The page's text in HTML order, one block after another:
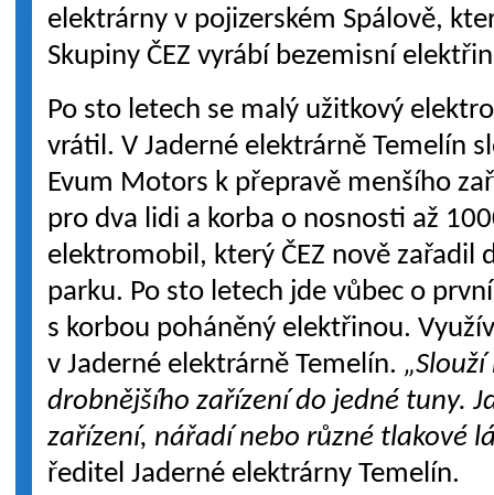
elektrárny v pojizerském Spálově,
Skupiny ČEZ vyrábí bezemisní
Po sto letech se malý užitkový
vrátil. V Jaderné elektrárně Temelín
Evum Motors k přepravě menšího
pro dva lidi a korba o nosnosti až
elektromobil, který ČEZ nově zařadil
parku. Po sto letech jde vůbec o
s korbou poháněný elektřinou.
v Jaderné elektrárně Temelín.
drobnějšího zařízení do jedné tuny.
zařízení, nářadí nebo různé tlakové
ředitel Jaderné elektrárny Temelín.